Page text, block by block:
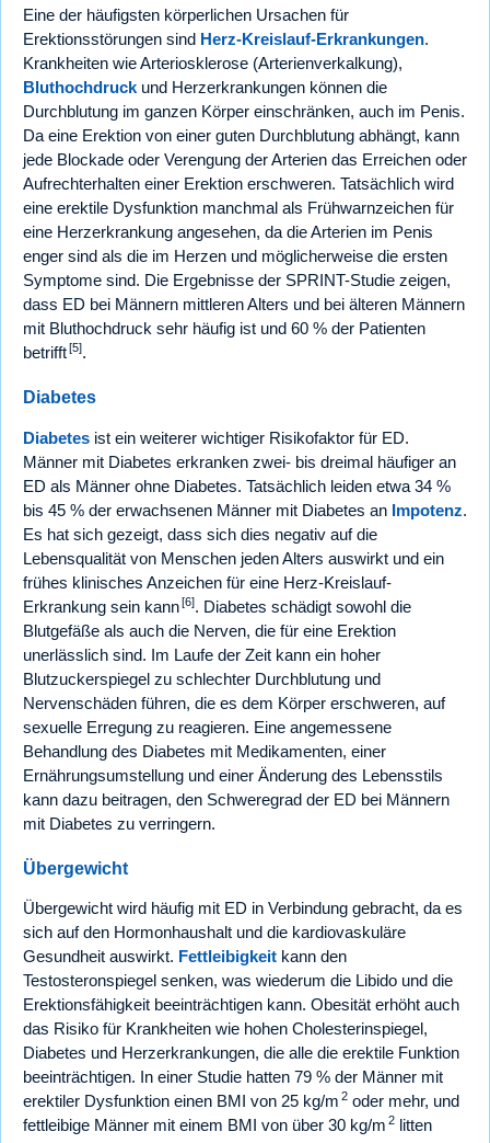
Eine der häufigsten körperlichen Ursachen für
Erektionsstörungen sind Herz-Kreislauf-Erkrankungen.
Krankheiten wie Arteriosklerose (Arterienverkalkung),
Bluthochdruck und Herzerkrankungen können die
Durchblutung im ganzen Körper einschränken, auch im Penis.
Da eine Erektion von einer guten Durchblutung abhängt, kann
jede Blockade oder Verengung der Arterien das Erreichen oder
Aufrechterhalten einer Erektion erschweren. Tatsächlich wird
eine erektile Dysfunktion manchmal als Frühwarnzeichen für
eine Herzerkrankung angesehen, da die Arterien im Penis
enger sind als die im Herzen und möglicherweise die ersten
Symptome sind. Die Ergebnisse der SPRINT-Studie zeigen,
dass ED bei Männern mittleren Alters und bei älteren Männern
mit Bluthochdruck sehr häufig ist und 60 % der Patienten
betrifft [5].
Diabetes
Diabetes ist ein weiterer wichtiger Risikofaktor für ED.
Männer mit Diabetes erkranken zwei- bis dreimal häufiger an
ED als Männer ohne Diabetes. Tatsächlich leiden etwa 34 %
bis 45 % der erwachsenen Männer mit Diabetes an Impotenz.
Es hat sich gezeigt, dass sich dies negativ auf die
Lebensqualität von Menschen jeden Alters auswirkt und ein
frühes klinisches Anzeichen für eine Herz-Kreislauf-
Erkrankung sein kann[6]. Diabetes schädigt sowohl die
Blutgefäße als auch die Nerven, die für eine Erektion
unerlässlich sind. Im Laufe der Zeit kann ein hoher
Blutzuckerspiegel zu schlechter Durchblutung und
Nervenschäden führen, die es dem Körper erschweren, auf
sexuelle Erregung zu reagieren. Eine angemessene
Behandlung des Diabetes mit Medikamenten, einer
Ernährungsumstellung und einer Änderung des Lebensstils
kann dazu beitragen, den Schweregrad der ED bei Männern
mit Diabetes zu verringern.
Übergewicht
Übergewicht wird häufig mit ED in Verbindung gebracht, da es
sich auf den Hormonhaushalt und die kardiovaskuläre
Gesundheit auswirkt. Fettleibigkeit kann den
Testosteronspiegel senken, was wiederum die Libido und die
Erektionsfähigkeit beeinträchtigen kann. Obesität erhöht auch
das Risiko für Krankheiten wie hohen Cholesterinspiegel,
Diabetes und Herzerkrankungen, die alle die erektile Funktion
beeinträchtigen. In einer Studie hatten 79 % der Männer mit
erektiler Dysfunktion einen BMI von 25 kg/m 2 oder mehr, und
fettleibige Männer mit einem BMI von über 30 kg/m 2 litten